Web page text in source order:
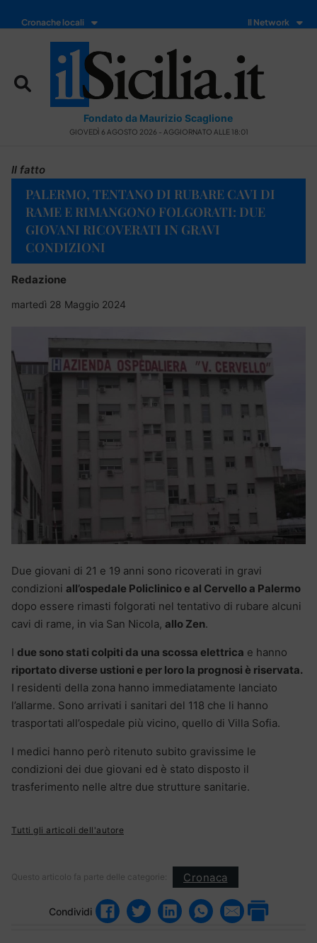
Cronache locali Il Network
Fondato da Maurizio Scaglione
GIOVEDÌ 6 AGOSTO 2026 - AGGIORNATO ALLE 18:01
Il fatto
PALERMO, TENTANO DI RUBARE CAVI DI
RAME E RIMANGONO FOLGORATI: DUE
GIOVANI RICOVERATI IN GRAVI
CONDIZIONI
Redazione
martedì 28 Maggio 2024
Due giovani di 21 e 19 anni sono ricoverati in gravi
condizioni all’ospedale Policlinico e al Cervello a Palermo
dopo essere rimasti folgorati nel tentativo di rubare alcuni
cavi di rame, in via San Nicola, allo Zen.
I due sono stati colpiti da una scossa elettrica e hanno
riportato diverse ustioni e per loro la prognosi è riservata.
I residenti della zona hanno immediatamente lanciato
l’allarme. Sono arrivati i sanitari del 118 che li hanno
trasportati all’ospedale più vicino, quello di Villa Sofia.
I medici hanno però ritenuto subito gravissime le
condizioni dei due giovani ed è stato disposto il
trasferimento nelle altre due strutture sanitarie.
Tutti gli articoli dell'autore
Questo articolo fa parte delle categorie: Cronaca
Condividi